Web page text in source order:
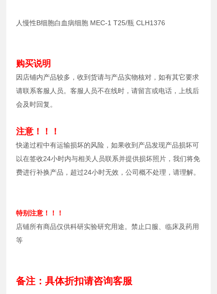
人慢性B细胞白血病细胞 MEC-1 T25/瓶 CLH1376
购买说明
因店铺内产品较多，收到货请与产品实物核对，如有其它要求
请联系客服人员。客服人员不在线时，请留言或电话，上线后
会及时回复。
注意！！！
快递过程中有运输损坏的风险，如果收到产品发现产品损坏可
以在签收24小时内与相关人员联系并提供损坏照片，我们将免
费进行补换产品，超过24小时无效，公司概不处理，请理解。
特别注意！！！
店铺所有商品仅供科研实验研究用途。禁止口服、临床及药用
等
备注：具体折扣请咨询客服